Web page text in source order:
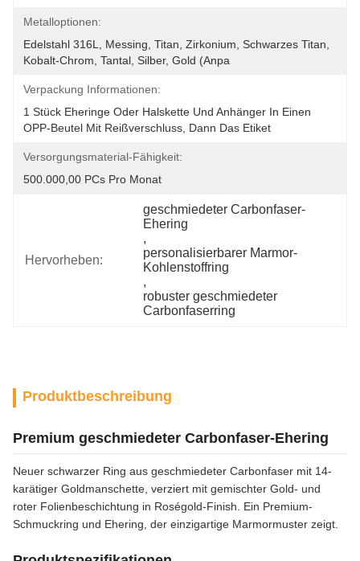
Metalloptionen:
Edelstahl 316L, Messing, Titan, Zirkonium, Schwarzes Titan,
Kobalt-Chrom, Tantal, Silber, Gold (anpa
Verpackung Informationen:
1 Stück Eheringe Oder Halskette Und Anhänger In Einen
OPP-Beutel Mit Reißverschluss, Dann Das Etiket
Versorgungsmaterial-Fähigkeit:
500.000,00 PCs Pro Monat
Hervorheben:
geschmiedeter Carbonfaser-
Ehering
,
personalisierbarer Marmor-
Kohlenstoffring
,
robuster geschmiedeter
Carbonfaserring
Produktbeschreibung
Premium geschmiedeter Carbonfaser-Ehering
Neuer schwarzer Ring aus geschmiedeter Carbonfaser mit 14-
karätiger Goldmanschette, verziert mit gemischter Gold- und
roter Folienbeschichtung in Roségold-Finish. Ein Premium-
Schmuckring und Ehering, der einzigartige Marmormuster zeigt.